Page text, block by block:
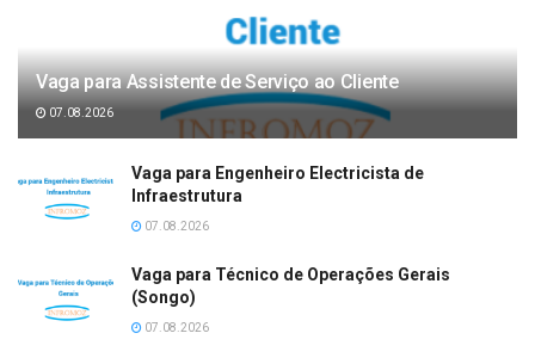
Vaga para Assistente de Serviço ao Cliente
07.08.2026
Vaga para Engenheiro Electricista de
Infraestrutura
07.08.2026
Vaga para Técnico de Operações Gerais
(Songo)
07.08.2026